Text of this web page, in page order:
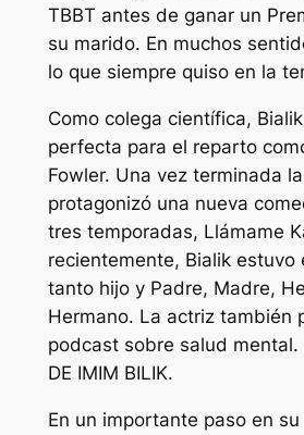
TBBT antes de ganar un
su marido. En muchos
lo que siempre quiso en la
Como colega científica,
perfecta para el reparto
Fowler. Una vez terminada
protagonizó una nueva
tres temporadas, Llámame
recientemente, Bialik estuvo
tanto hijo yPadre, Madre,
Hermano. La actriz también
podcast sobre salud mental.
DE IMIM BILIK.
En un importante paso en